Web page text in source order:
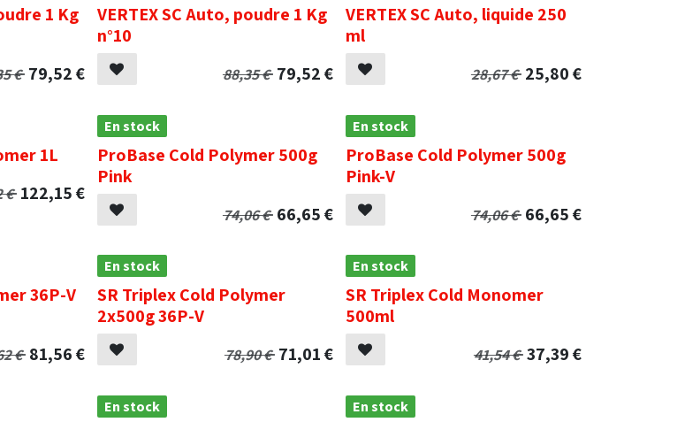
1 Kg
€ 79,52€
VERTEX SC Auto, poudre 1 Kg
n°10
88,35€ 79,52€
VERTEX SC Auto, liquide 250
ml
28,67€ 25,80€
1L
€ 122,15€
En stock
ProBase Cold Polymer 500g
Pink
74,06€ 66,65€
En stock
ProBase Cold Polymer 500g
Pink-V
74,06€ 66,65€
36P-V
€ 81,56€
En stock
SR Triplex Cold Polymer
2x500g 36P-V
78,90€ 71,01€
En stock
SR Triplex Cold Monomer
500ml
41,54€ 37,39€
En stock En stock